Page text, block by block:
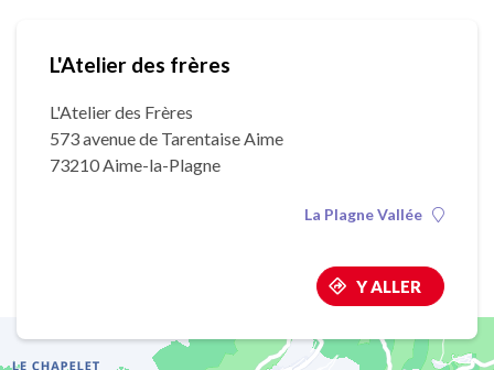
L'Atelier des frères
L'Atelier des Frères
573 avenue de Tarentaise Aime
73210 Aime-la-Plagne
La Plagne Vallée
Y ALLER